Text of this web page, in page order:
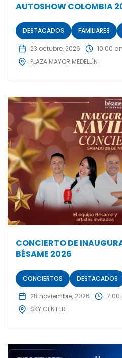
AUTOSHOW COLOMBIA
DESTACADOS FAMILIARES
23 octubre, 2026
10:00
PLAZA MAYOR MEDELLÍN
CONCIERTO DE
BÉSAME 2026
CONCIERTOS DESTACADOS
28 noviembre, 2026
7:00
SKY CENTER